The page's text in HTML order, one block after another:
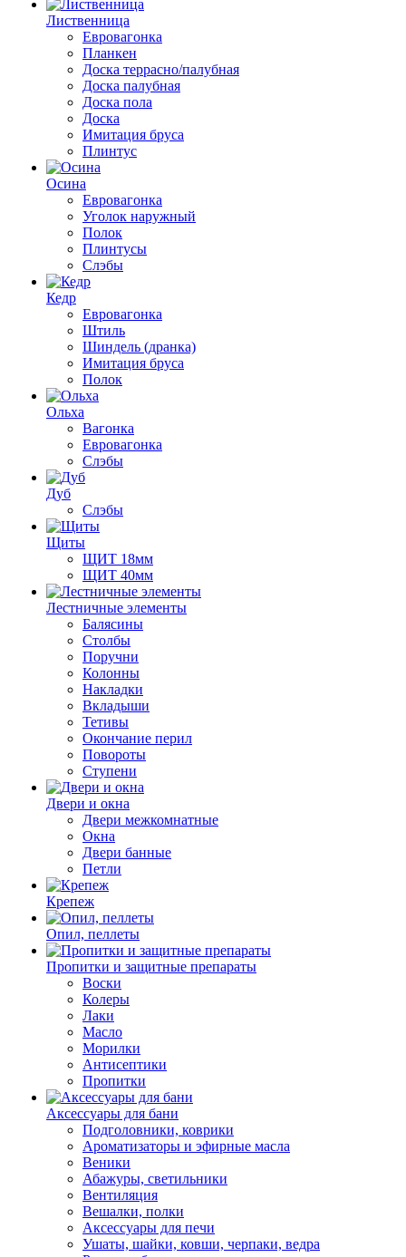
Лиственница
Евровагонка
Планкен
Доска террасно/палубная
Доска палубная
Доска пола
Доска
Имитация бруса
Плинтус
Осина
Евровагонка
Уголок наружный
Полок
Плинтусы
Слэбы
Кедр
Евровагонка
Штиль
Шиндель (дранка)
Имитация бруса
Полок
Ольха
Вагонка
Евровагонка
Слэбы
Дуб
Слэбы
Щиты
ЩИТ 18мм
ЩИТ 40мм
Лестничные элементы
Балясины
Столбы
Поручни
Колонны
Накладки
Вкладыши
Тетивы
Окончание перил
Повороты
Ступени
Двери и окна
Двери межкомнатные
Окна
Двери банные
Петли
Крепеж
Опил, пеллеты
Пропитки и защитные препараты
Воски
Колеры
Лаки
Масло
Морилки
Антисептики
Пропитки
Аксессуары для бани
Подголовники, коврики
Ароматизаторы и эфирные масла
Веники
Абажуры, светильники
Вентиляция
Вешалки, полки
Аксессуары для печи
Ушаты, шайки, ковши, черпаки, ведра